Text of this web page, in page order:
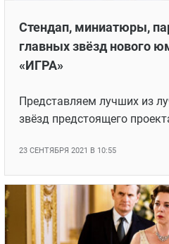
Стендап, миниатюры,
главных звёзд нового
«ИГРА»
Представляем лучших из
звёзд предстоящего
23 СЕНТЯБРЯ 2021 В 10:55